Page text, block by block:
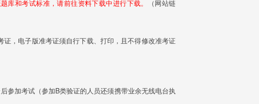
库和考试标准，请前往资料下载中进行下载。
（网站链
，电子版准考证须自行下载、打印，且不得修改准考证
参加考试（参加B类验证的人员还须携带业余无线电台执